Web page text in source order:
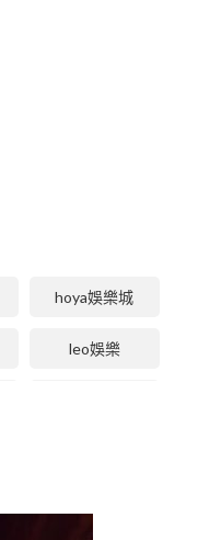
hoya娛樂城
leo娛樂